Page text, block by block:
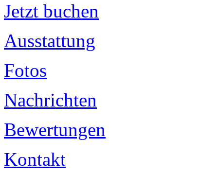
Jetzt buchen
Ausstattung
Fotos
Nachrichten
Bewertungen
Kontakt